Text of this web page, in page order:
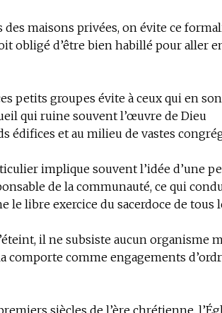
maisons privées, on évite ce
obligé d’être bien habillé pour aller
petits groupes évite à ceux qui en
qui ruine souvent l’œuvre de Dieu
édifices et au milieu de vastes
implique souvent l’idée d’une
de la communauté, ce qui
libre exercice du sacerdoce de tous
il ne subsiste aucun organisme
comporte comme engagements
siècles de l’ère chrétienne,